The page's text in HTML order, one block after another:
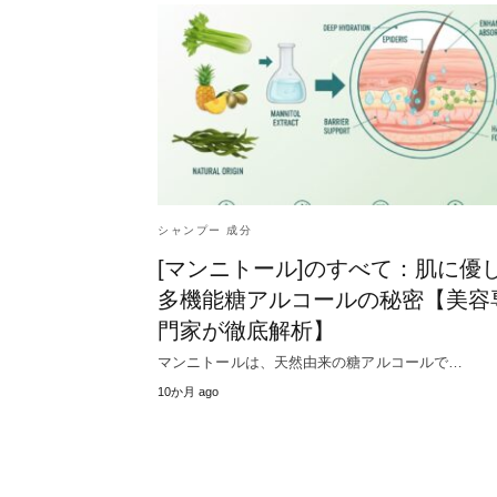
シャンプー 成分
[マンニトール]のすべて：肌に優
多機能糖アルコールの秘密【美容
門家が徹底解析】
マンニトールは、天然由来の糖アルコールで…
10か月 ago